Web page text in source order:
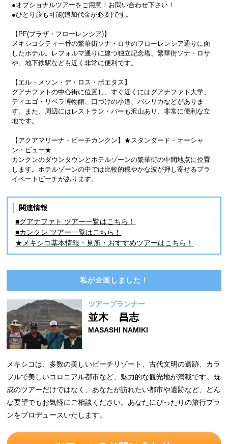
●オプショナルツアーをご用意！お問い合わせ下さい！
●ひとり旅も可能(追加代金が必要)です。
【PF(プラザ・フローレンシア)】
メキシコシティ一番の繁華街ソナ・ロサのフローレンシア通りに面
したホテル。レフォルマ通りに建つ独立記念塔、繁華街ソナ・ロサ
や、地下鉄駅なども近く非常に便利です。
【エル・メソン・デ・ロス・ポエタス】
グアナファトの中心街に位置し、すぐ近くにはグアナファト大学、
ディエゴ・リベラ博物館、口づけの小道、バシリカなどがありま
す。また、周辺にはレストラン・バーも沢山あり、非常に便利な立
地です。
【アクアマリーナ・ビーチカンクン】★スタンダード・オーシャ
ン・ビュー★
カンクンのダウンタウンとホテルゾーンの繁華街の中間地点に位置
します。ホテルゾーンの中では比較的穏やかな波が押し寄せるプラ
イベートビーチがあります。
関連情報
■グアナファト ツアー一覧はこちら！
■カンクン ツアー一覧はこちら！
★メキシコ基本情報・見所・おすすめツアーはこちら！
私が企画しました！
ツアープランナー
並木 昌志
MASASHI NAMIKI
メキシコは、多数の美しいビーチリゾート、古代文明の遺跡、カラ
フルで美しいコロニアル都市など、魅力的な観光地が満載です。既
成のツアーだけではなく、あなたが訪れたい都市や遺跡など、どん
な要望でもお気軽にご相談ください。あなたにぴったりの旅行プラ
ンをプロデュースいたします。